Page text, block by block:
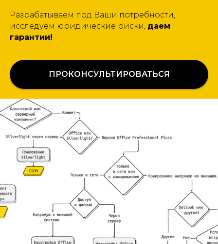
Разрабатываем под Ваши потребности,
исследуем юридические риски, даем
гарантии!
ПРОКОНСУЛЬТИРОВАТЬСЯ